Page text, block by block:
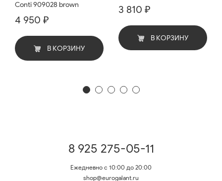
Conti 909028 brown
4 950 ₽
В КОРЗИНУ
3 810 ₽
В КОРЗИНУ
8 925 275-05-11
Ежедневно с 10:00 до 20:00
shop@eurogalant.ru